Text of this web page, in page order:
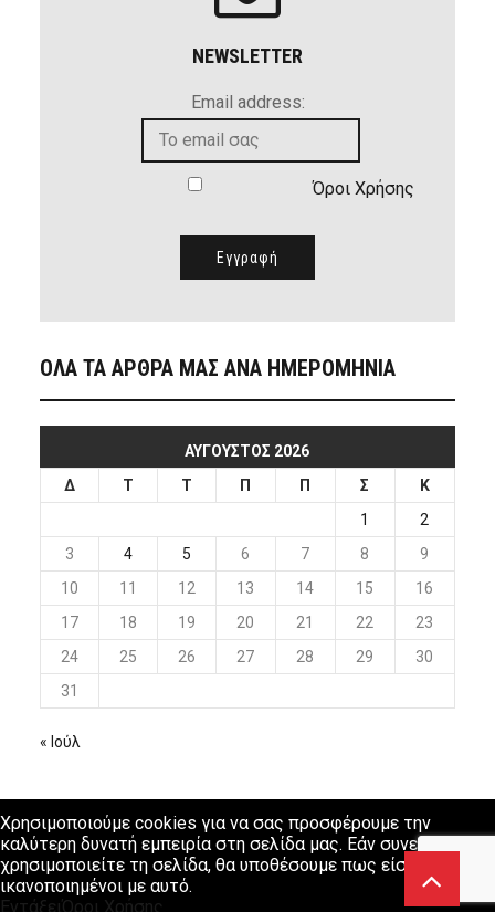
NEWSLETTER
Email address:
Όροι Χρήσης
ΟΛΑ ΤΑ ΑΡΘΡΑ ΜΑΣ ΑΝΑ ΗΜΕΡΟΜΗΝΙΑ
ΑΎΓΟΥΣΤΟΣ 2026
Δ
Τ Τ Π Π Σ
Κ
1
2
3
4 5 6 7 8
9
10
11 12 13 14 15
16
17
18 19 20 21 22
23
24
25 26 27 28 29
30
31
« Ιούλ
Χρησιμοποιούμε cookies για να σας προσφέρουμε την
καλύτερη δυνατή εμπειρία στη σελίδα μας. Εάν συνεχίσετε να
χρησιμοποιείτε τη σελίδα, θα υποθέσουμε πως είστε
ικανοποιημένοι με αυτό.
ΕντάξειΌροι Χρήσης